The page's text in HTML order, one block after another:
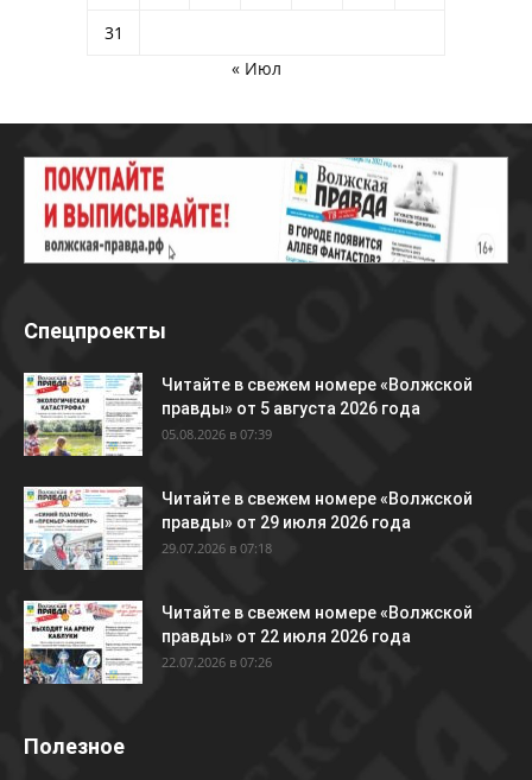
31
« Июл
Спецпроекты
Читайте в свежем номере «Волжской
правды» от 5 августа 2026 года
05.08.2026 в 07:39
Читайте в свежем номере «Волжской
правды» от 29 июля 2026 года
29.07.2026 в 07:18
Читайте в свежем номере «Волжской
правды» от 22 июля 2026 года
22.07.2026 в 07:26
Полезное